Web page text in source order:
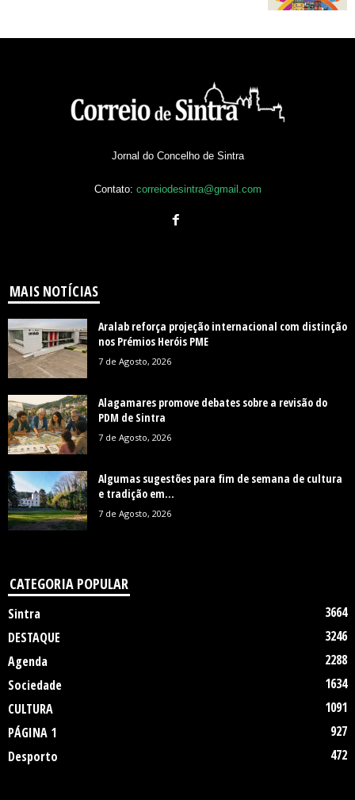
Jornal do Concelho de Sintra
Contato: correiodesintra@gmail.com
MAIS NOTÍCIAS
Aralab reforça projeção internacional com distinção
nos Prémios Heróis PME
7 de Agosto, 2026
Alagamares promove debates sobre a revisão do
PDM de Sintra
7 de Agosto, 2026
Algumas sugestões para fim de semana de cultura
e tradição em...
7 de Agosto, 2026
CATEGORIA POPULAR
Sintra
3664
DESTAQUE
3246
Agenda
2288
Sociedade
1634
CULTURA
1091
PÁGINA 1
927
Desporto
472